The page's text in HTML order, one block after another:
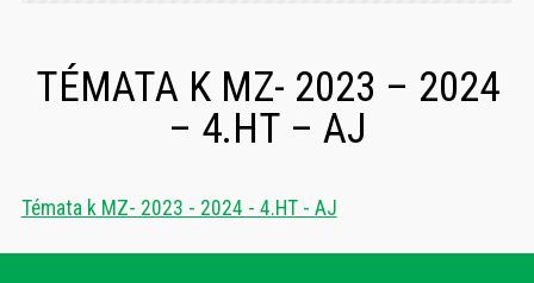
TÉMATA K MZ- 2023 – 2024
– 4.HT – AJ
Témata k MZ- 2023 - 2024 - 4.HT - AJ